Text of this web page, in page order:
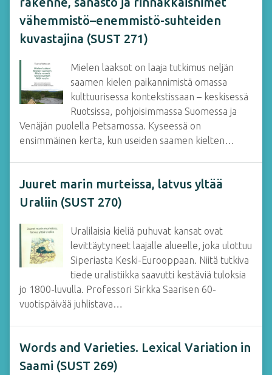
vähemmistö–enemmistö-suhteiden
kuvastajina (SUST 271)
Mielen laaksot on laaja tutkimus neljän
saamen kielen paikannimistä omassa
kulttuurisessa kontekstissaan – keskisessä
Ruotsissa, pohjoisimmassa Suomessa ja
Venäjän puolella Petsamossa. Kyseessä on
ensimmäinen kerta, kun useiden saamen kielten…
Juuret marin murteissa, latvus yltää
Uraliin (SUST 270)
Uralilaisia kieliä puhuvat kansat ovat
levittäytyneet laajalle alueelle, joka ulottuu
Siperiasta Keski-Eurooppaan. Niitä tutkiva
tiede uralistiikka saavutti kestäviä tuloksia
jo 1800-luvulla. Professori Sirkka Saarisen 60-
vuotispäivää juhlistava…
Words and Varieties. Lexical Variation in
Saami (SUST 269)